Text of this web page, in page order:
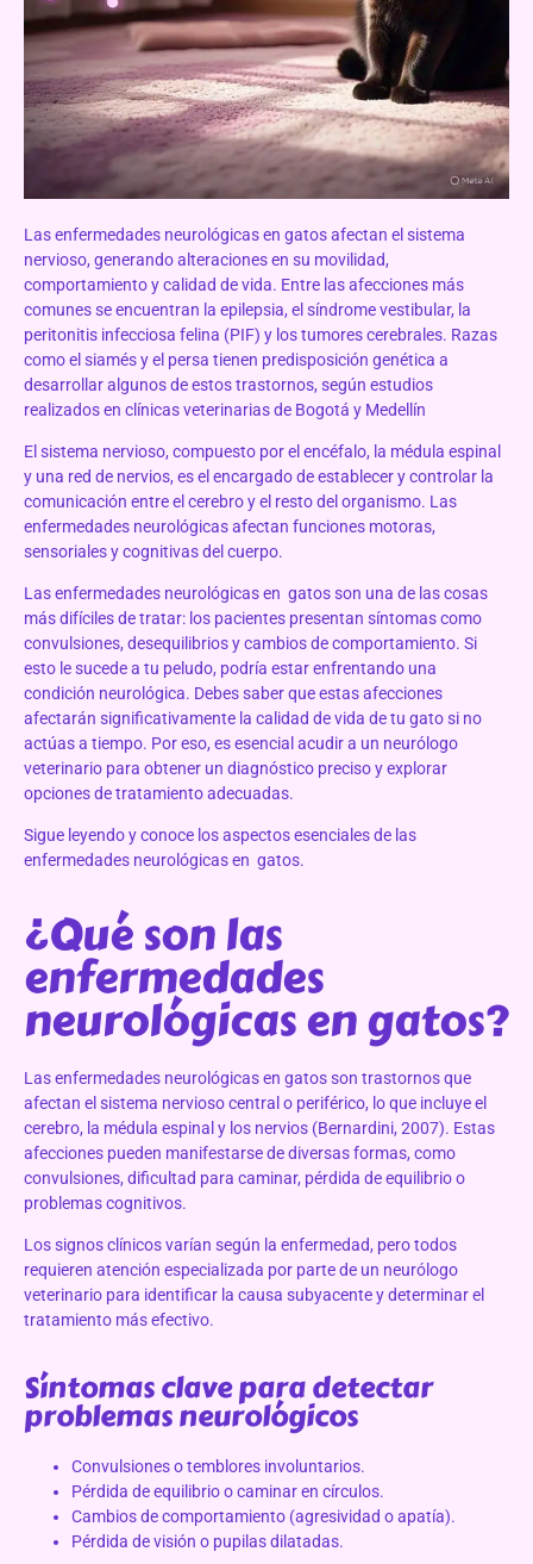
Las enfermedades neurológicas en gatos afectan el sistema
nervioso, generando alteraciones en su movilidad,
comportamiento y calidad de vida. Entre las afecciones más
comunes se encuentran la epilepsia, el síndrome vestibular, la
peritonitis infecciosa felina (PIF) y los tumores cerebrales. Razas
como el siamés y el persa tienen predisposición genética a
desarrollar algunos de estos trastornos, según estudios
realizados en clínicas veterinarias de Bogotá y Medellín
El sistema nervioso, compuesto por el encéfalo, la médula espinal
y una red de nervios, es el encargado de establecer y controlar la
comunicación entre el cerebro y el resto del organismo. Las
enfermedades neurológicas afectan funciones motoras,
sensoriales y cognitivas del cuerpo.
Las enfermedades neurológicas en gatos son una de las cosas
más difíciles de tratar: los pacientes presentan síntomas como
convulsiones, desequilibrios y cambios de comportamiento. Si
esto le sucede a tu peludo, podría estar enfrentando una
condición neurológica. Debes saber que estas afecciones
afectarán significativamente la calidad de vida de tu gato si no
actúas a tiempo. Por eso, es esencial acudir a un neurólogo
veterinario para obtener un diagnóstico preciso y explorar
opciones de tratamiento adecuadas.
Sigue leyendo y conoce los aspectos esenciales de las
enfermedades neurológicas en gatos.
¿Qué son las
enfermedades
neurológicas en gatos?
Las enfermedades neurológicas en gatos son trastornos que
afectan el sistema nervioso central o periférico, lo que incluye el
cerebro, la médula espinal y los nervios (Bernardini, 2007). Estas
afecciones pueden manifestarse de diversas formas, como
convulsiones, dificultad para caminar, pérdida de equilibrio o
problemas cognitivos.
Los signos clínicos varían según la enfermedad, pero todos
requieren atención especializada por parte de un neurólogo
veterinario para identificar la causa subyacente y determinar el
tratamiento más efectivo.
Síntomas clave para detectar
problemas neurológicos
Convulsiones o temblores involuntarios.
Pérdida de equilibrio o caminar en círculos.
Cambios de comportamiento (agresividad o apatía).
Pérdida de visión o pupilas dilatadas.